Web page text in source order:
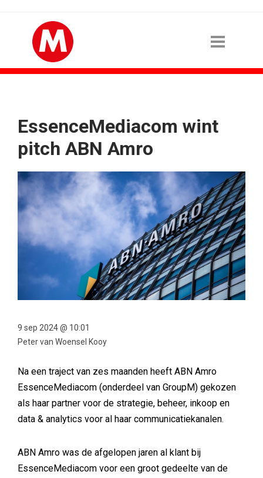
EssenceMediacom wint
pitch ABN Amro
9 sep 2024 @ 10:01
Peter van Woensel Kooy
Na een traject van zes maanden heeft ABN Amro
EssenceMediacom (onderdeel van GroupM) gekozen
als haar partner voor de strategie, beheer, inkoop en
data & analytics voor al haar communicatiekanalen.
ABN Amro was de afgelopen jaren al klant bij
EssenceMediacom voor een groot gedeelte van de